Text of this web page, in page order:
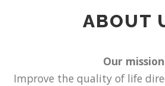
ABOUT
Our mission
Improve the quality of life